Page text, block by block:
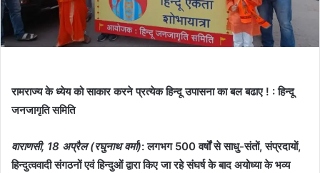
रामराज्य के ध्येय को साकार करने प्रत्येक हिन्दू उपासना का बल बढाए ! : हिन्दू
जनजागृति समिति
वाराणसी, 18 अप्रैल (रघुनाथ वर्मा): लगभग 500 वर्षों से साधु-संतों, संप्रदायों,
हिन्दुत्ववादी संगठनों एवं हिन्दुओं द्वारा किए जा रहे संघर्ष के बाद अयोध्या के भव्य